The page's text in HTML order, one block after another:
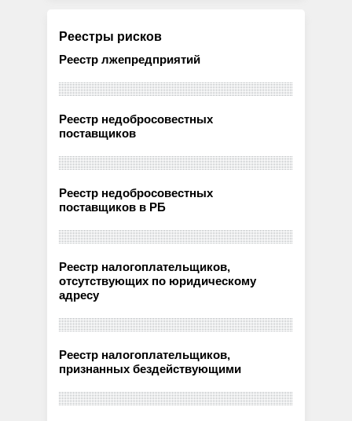
Реестры рисков
Реестр лжепредприятий
Реестр недобросовестных
поставщиков
Реестр недобросовестных
поставщиков в РБ
Реестр налогоплательщиков,
отсутствующих по юридическому
адресу
Реестр налогоплательщиков,
признанных бездействующими